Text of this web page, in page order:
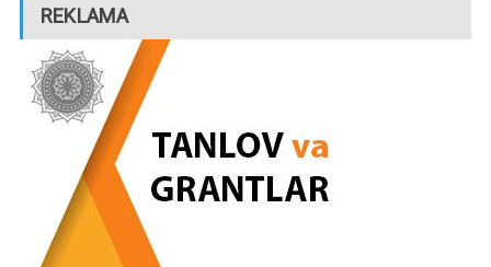
REKLAMA